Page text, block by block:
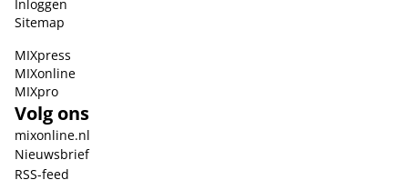
Inloggen
Sitemap
MIXpress
MIXonline
MIXpro
Volg ons
mixonline.nl
Nieuwsbrief
RSS-feed